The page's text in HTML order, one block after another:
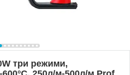
три режими,